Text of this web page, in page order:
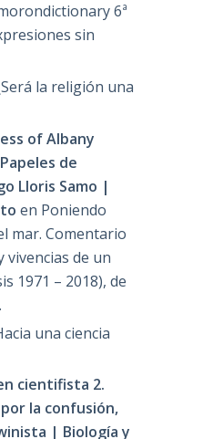
6ª
sin
la religión una
of Albany
de
Lloris Samo |
en Poniendo
mar. Comentario
vivencias de un
1971 – 2018), de
una ciencia
cientifista 2.
la confusión,
| Biología y